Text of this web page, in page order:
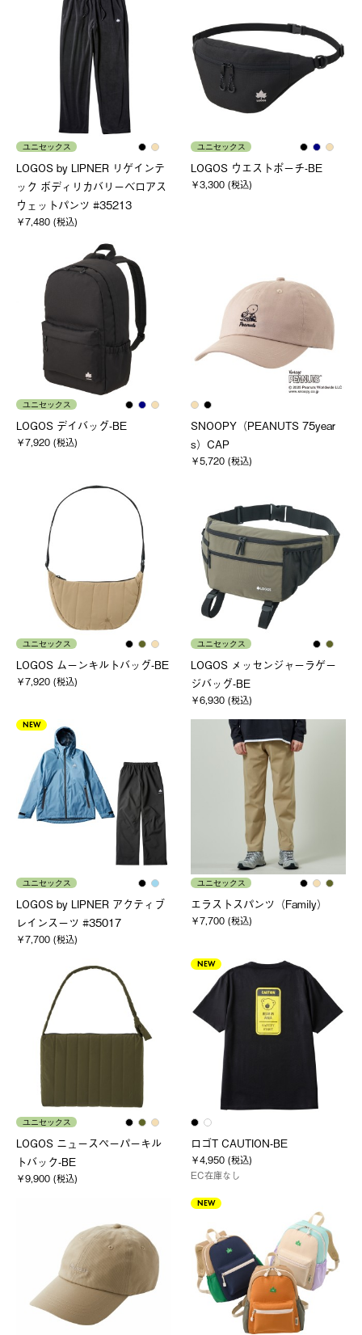
ユニセックス
LOGOS by LIPNER リゲインテ
ック ボディリカバリーベロアス
ウェットパンツ #35213
￥7,480 (税込)
ユニセックス
LOGOS ウエストポーチ-BE
￥3,300 (税込)
ユニセックス
LOGOS デイバッグ-BE
￥7,920 (税込)
SNOOPY（PEANUTS 75year
s）CAP
￥5,720 (税込)
ユニセックス
LOGOS ムーンキルトバッグ-BE
￥7,920 (税込)
ユニセックス
LOGOS メッセンジャーラゲー
ジバッグ-BE
￥6,930 (税込)
NEW
ユニセックス
LOGOS by LIPNER アクティブ
レインスーツ #35017
￥7,700 (税込)
ユニセックス
エラストスパンツ（Family）
￥7,700 (税込)
ユニセックス
LOGOS ニュースペーパーキル
トバック-BE
￥9,900 (税込)
NEW
ロゴT CAUTION-BE
￥4,950 (税込)
EC在庫なし
NEW